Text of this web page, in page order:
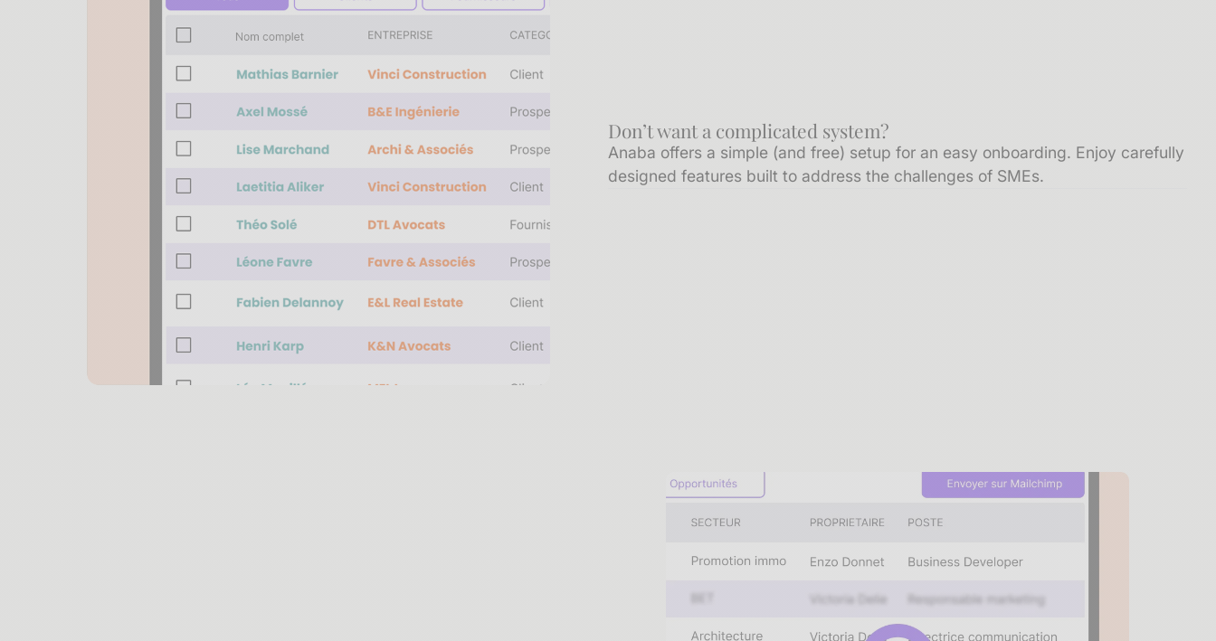
Don’t want a complicated system?
Anaba offers a simple (and free) setup for an easy onboarding. Enjoy carefully
designed features built to address the challenges of SMEs.